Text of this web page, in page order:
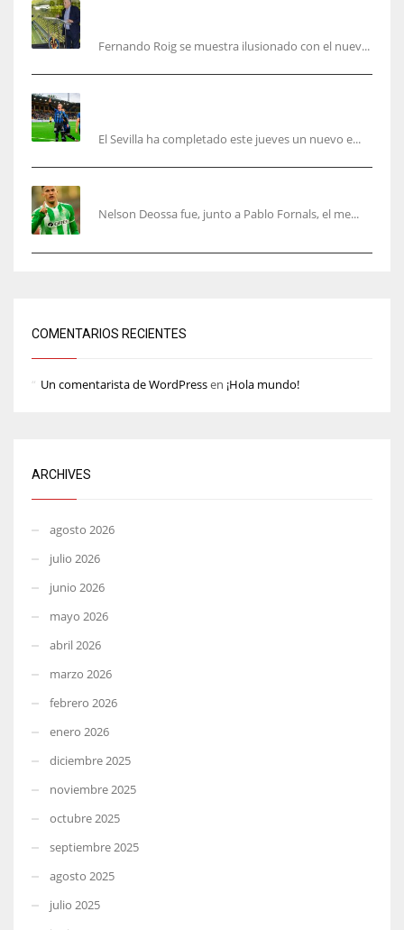
Fernando Roig se muestra ilusionado con el nuev...
El Sevilla ha completado este jueves un nuevo e...
Nelson Deossa fue, junto a Pablo Fornals, el me...
COMENTARIOS RECIENTES
Un comentarista de WordPressen ¡Hola mundo!
ARCHIVES
agosto 2026
julio 2026
junio 2026
mayo 2026
abril 2026
marzo 2026
febrero 2026
enero 2026
diciembre 2025
noviembre 2025
octubre 2025
septiembre 2025
agosto 2025
julio 2025